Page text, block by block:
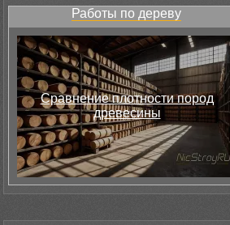
Работы по дереву
Сравнение плотности пород
древесины